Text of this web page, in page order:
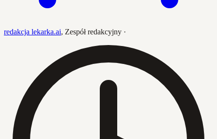
redakcja lekarka.ai, Zespół redakcyjny ·